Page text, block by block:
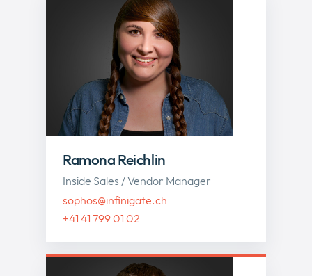
Ramona Reichlin
Inside Sales / Vendor Manager
sophos@infinigate.ch
+41 41 799 01 02